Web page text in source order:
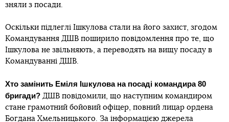
зняли з посади.
Оскільки підлеглі Ішкулова стали на його захист, згодом
Командування ДШВ поширило повідомлення про те, що
Ішкулова не звільняють, а переводять на вищу посаду в
Командуванні ДШВ.
Хто замінить Еміля Ішкулова на посаді командира 80
бригади? ДШВ повідомили, що наступним командиром
стане грамотний бойовий офіцер, повний лицар ордена
Богдана Хмельницького. За інформацією джерела